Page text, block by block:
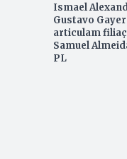
Ismael
Gustavo Gayer
articulam
Samuel
PL